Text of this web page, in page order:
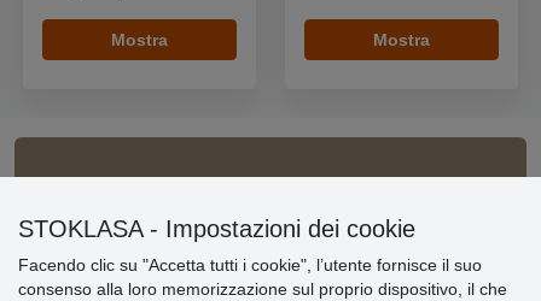
Mostra Mostra
» Impostazioni dei cookie
» Termini & Condizioni
» Informativa sulla Privacy
STOKLASA - Impostazioni dei cookie
Facendo clic su "Accetta tutti i cookie", l’utente fornisce il suo
consenso alla loro memorizzazione sul proprio dispositivo, il che